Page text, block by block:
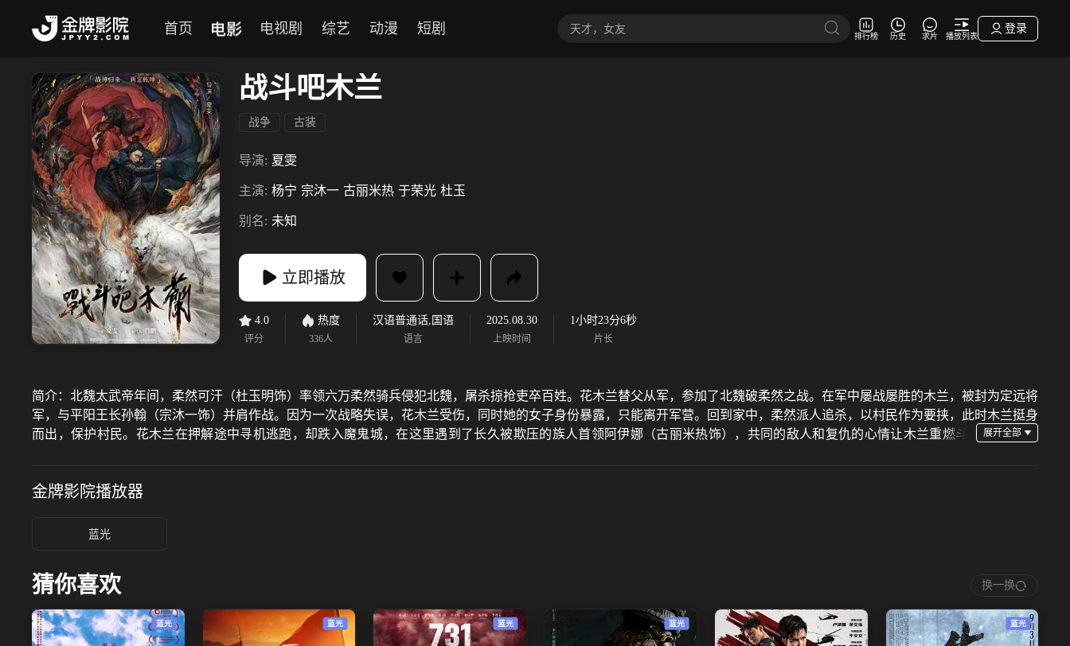
首页 电影 电视剧 综艺 动漫 短剧 排行榜 历史 求片 播放列表
登录
战斗吧木兰
战争 古装
导演: 夏雯
主演: 杨宁 宗沐一 古丽米热 于荣光 杜玉
别名: 未知
立即播放
4.0
评分
热度
336人
汉语普通话,国语
语言
2025.08.30
上映时间
1小时23分6秒
片长
简介： 北魏太武帝年间，柔然可汗（杜玉明饰）率领六万柔然骑兵侵犯北魏，屠杀掠抢吏卒百姓。花木兰替父从军，参加了北魏破柔然之战。在军中屡战屡胜的木兰，被封为定远将
军，与平阳王长孙翰（宗沐一饰）并肩作战。因为一次战略失误，花木兰受伤，同时她的女子身份暴露，只能离开军营。回到家中，柔然派人追杀，以村民作为要挟，此时木兰挺身
而出，保护村民。花木兰在押解途中寻机逃跑，却跌入魔鬼城，在这里遇到了长久被欺压的族人首领阿伊娜（古丽米热饰），共同的敌人和复仇的心情让木兰重燃斗
金牌影院播放器
蓝光
猜你喜欢 换一换
蓝光 蓝光 蓝光 蓝光 蓝光